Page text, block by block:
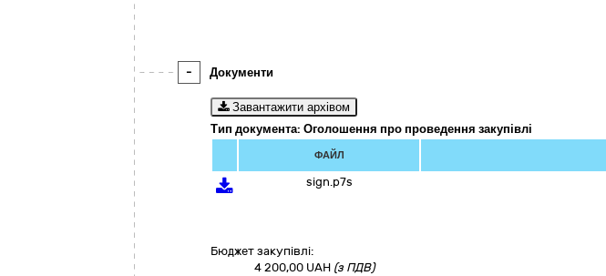
- Документи
Завантажити архівом
Тип документа: Оголошення про проведення закупівлі
ФАЙЛ
sign.p7s
Бюджет закупівлі:
4 200,00 UAH (з ПДВ)